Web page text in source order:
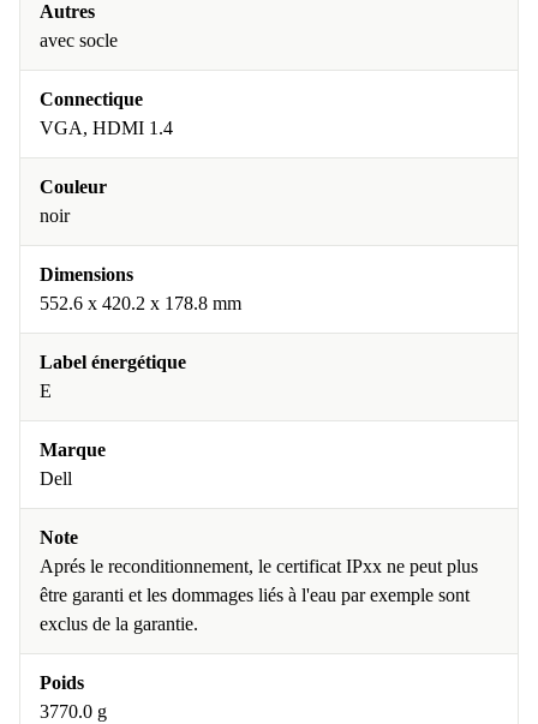
Autres
avec socle
Connectique
VGA, HDMI 1.4
Couleur
noir
Dimensions
552.6 x 420.2 x 178.8 mm
Label énergétique
E
Marque
Dell
Note
Aprés le reconditionnement, le certificat IPxx ne peut plus
être garanti et les dommages liés à l'eau par exemple sont
exclus de la garantie.
Poids
3770.0 g